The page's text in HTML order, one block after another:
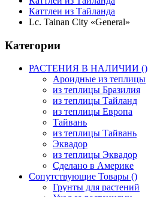
Каттлеи из Тайланда
Lc. Tainan City «General»
Категории
РАСТЕНИЯ В НАЛИЧИИ ()
Ароидные из теплицы
из теплицы Бразилия
из теплицы Тайланд
из теплицы Европа
Тайвань
из теплицы Тайвань
Эквадор
из теплицы Эквадор
Сделано в Америке
Сопутствующие Товары ()
Грунты для растений